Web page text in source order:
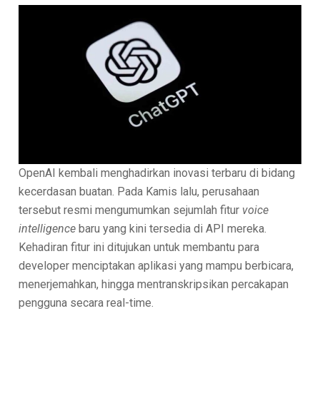
OpenAI kembali menghadirkan inovasi terbaru di bidang
kecerdasan buatan. Pada Kamis lalu, perusahaan
tersebut resmi mengumumkan sejumlah fitur voice
intelligence baru yang kini tersedia di API mereka.
Kehadiran fitur ini ditujukan untuk membantu para
developer menciptakan aplikasi yang mampu berbicara,
menerjemahkan, hingga mentranskripsikan percakapan
pengguna secara real-time.